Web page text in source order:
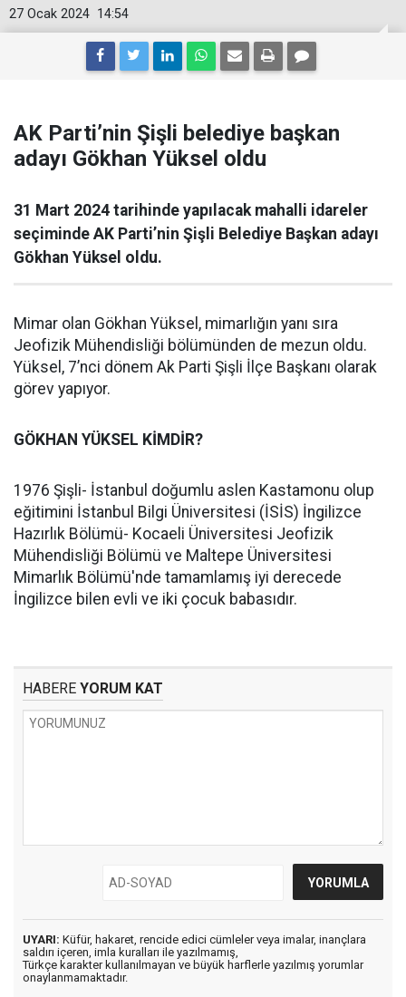
14:54
27 Ocak 2024
AK Parti’nin Şişli belediye başkan
adayı Gökhan Yüksel oldu
31 Mart 2024 tarihinde yapılacak mahalli idareler
seçiminde AK Parti’nin Şişli Belediye Başkan adayı
Gökhan Yüksel oldu.
Mimar olan Gökhan Yüksel, mimarlığın yanı sıra
Jeofizik Mühendisliği bölümünden de mezun oldu.
Yüksel, 7’nci dönem Ak Parti Şişli İlçe Başkanı olarak
görev yapıyor.
GÖKHAN YÜKSEL KİMDİR?
1976 Şişli- İstanbul doğumlu aslen Kastamonu olup
eğitimini İstanbul Bilgi Üniversitesi (İSİS) İngilizce
Hazırlık Bölümü- Kocaeli Üniversitesi Jeofizik
Mühendisliği Bölümü ve Maltepe Üniversitesi
Mimarlık Bölümü'nde tamamlamış iyi derecede
İngilizce bilen evli ve iki çocuk babasıdır.
HABERE YORUM KAT
UYARI: Küfür, hakaret, rencide edici cümleler veya imalar, inançlara
saldırı içeren, imla kuralları ile yazılmamış,
Türkçe karakter kullanılmayan ve büyük harflerle yazılmış yorumlar
onaylanmamaktadır.